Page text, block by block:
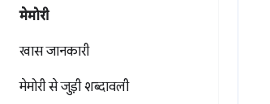
मेमोरी
खास जानकारी
मेमोरी से जुड़ी शब्दावली